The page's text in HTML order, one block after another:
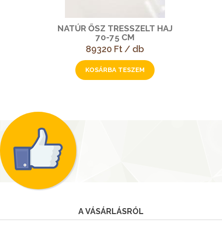
NATÚR ŐSZ TRESSZELT HAJ
70-75 CM
89320 Ft / db
A VÁSÁRLÁSRÓL